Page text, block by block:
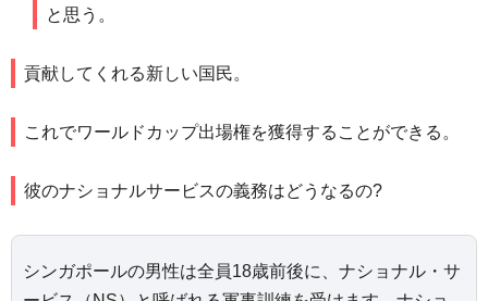
と思う。
貢献してくれる新しい国民。
これでワールドカップ出場権を獲得することができる。
彼のナショナルサービスの義務はどうなるの?
シンガポールの男性は全員18歳前後に、ナショナル・サ